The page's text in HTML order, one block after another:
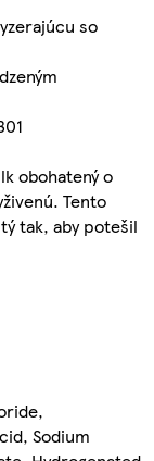
so
obohatený o
Tento
tak, aby potešil
Sodium